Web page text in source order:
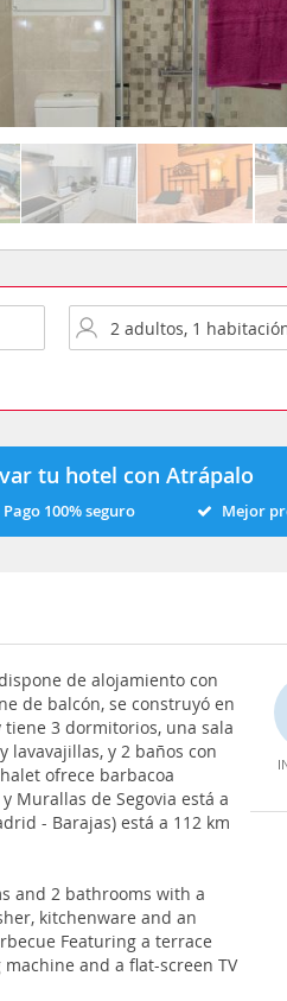
tu hotel con Atrápalo
Pago 100% seguro Mejor
de alojamiento con
de balcón, se construyó en
tiene 3 dormitorios, una sala
lavavajillas, y 2 baños con
ofrece barbacoa
Murallas de Segovia está a
- Barajas) está a 112 km
and 2 bathrooms with a
kitchenware and an
Featuring a terrace
and a flat-screen TV